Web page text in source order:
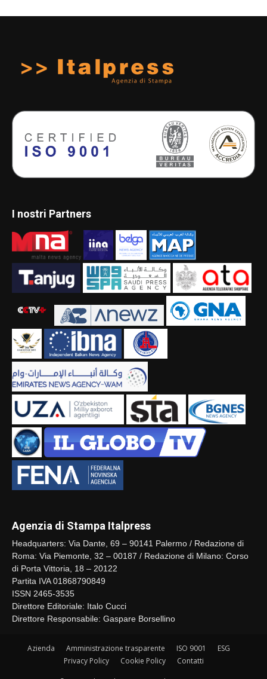
I nostri Partners
Agenzia di Stampa Italpress
Headquarters: Via Dante, 69 – 90141 Palermo / Redazione di
Roma: Via Piemonte, 32 – 00187 / Redazione di Milano: Corso
di Porta Vittoria, 18 – 20122
Partita IVA 01868790849
ISSN 2465-3535
Direttore Editoriale: Italo Cucci
Direttore Responsabile: Gaspare Borsellino
Azienda Amministrazione trasparente ISO 9001
ESG
Privacy Policy
Cookie Policy Contatti